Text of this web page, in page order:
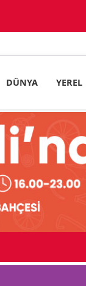
DÜNYA YEREL